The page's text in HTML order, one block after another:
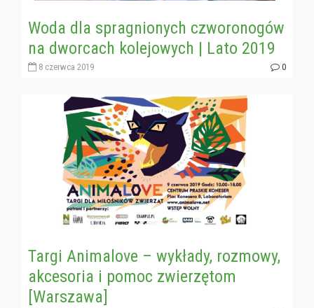
Woda dla spragnionych czworonogów
na dworcach kolejowych | Lato 2019
8 czerwca 2019 0
Targi Animalove – wykłady, rozmowy,
akcesoria i pomoc zwierzętom
[Warszawa]